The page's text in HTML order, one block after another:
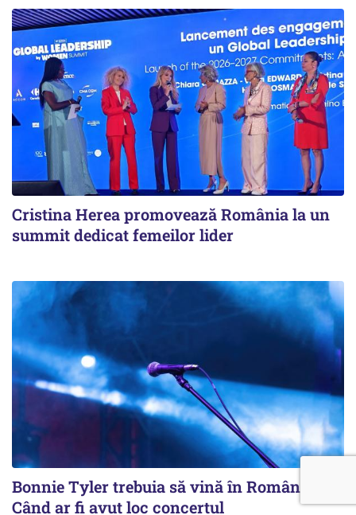
Cristina Herea promovează România la un
summit dedicat femeilor lider
Bonnie Tyler trebuia să vină în România.
Când ar fi avut loc concertul